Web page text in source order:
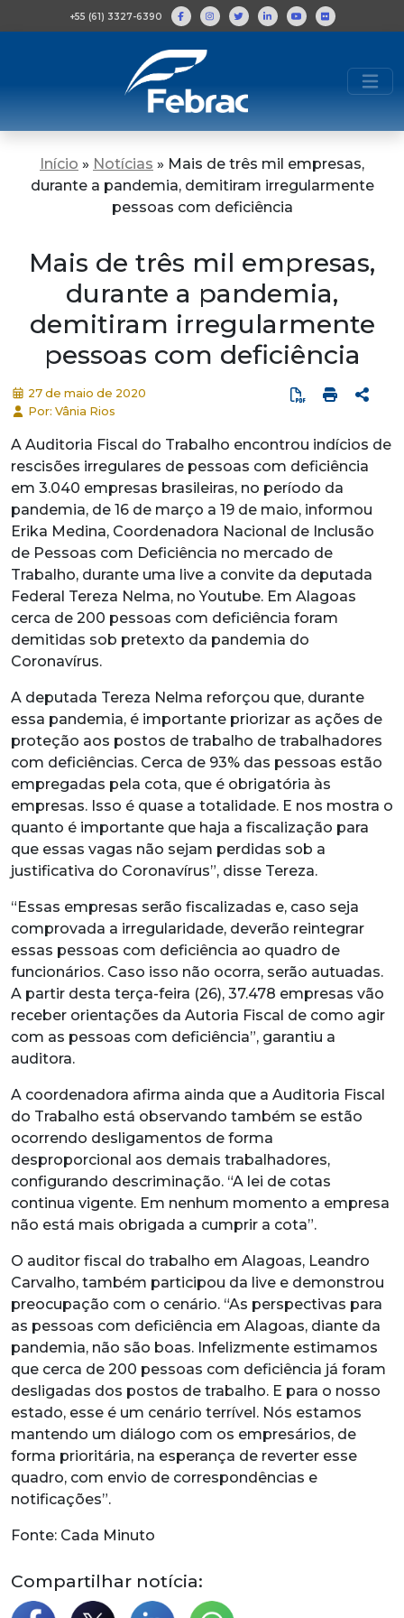
+55 (61) 3327-6390
Início » Notícias » Mais de três mil empresas,
durante a pandemia, demitiram irregularmente
pessoas com deficiência
Mais de três mil empresas,
durante a pandemia,
demitiram irregularmente
pessoas com deficiência
27 de maio de 2020
Por: Vânia Rios
A Auditoria Fiscal do Trabalho encontrou indícios de
rescisões irregulares de pessoas com deficiência
em 3.040 empresas brasileiras, no período da
pandemia, de 16 de março a 19 de maio, informou
Erika Medina, Coordenadora Nacional de Inclusão
de Pessoas com Deficiência no mercado de
Trabalho, durante uma live a convite da deputada
Federal Tereza Nelma, no Youtube. Em Alagoas
cerca de 200 pessoas com deficiência foram
demitidas sob pretexto da pandemia do
Coronavírus.
A deputada Tereza Nelma reforçou que, durante
essa pandemia, é importante priorizar as ações de
proteção aos postos de trabalho de trabalhadores
com deficiências. Cerca de 93% das pessoas estão
empregadas pela cota, que é obrigatória às
empresas. Isso é quase a totalidade. E nos mostra o
quanto é importante que haja a fiscalização para
que essas vagas não sejam perdidas sob a
justificativa do Coronavírus”, disse Tereza.
“Essas empresas serão fiscalizadas e, caso seja
comprovada a irregularidade, deverão reintegrar
essas pessoas com deficiência ao quadro de
funcionários. Caso isso não ocorra, serão autuadas.
A partir desta terça-feira (26), 37.478 empresas vão
receber orientações da Autoria Fiscal de como agir
com as pessoas com deficiência”, garantiu a
auditora.
A coordenadora afirma ainda que a Auditoria Fiscal
do Trabalho está observando também se estão
ocorrendo desligamentos de forma
desproporcional aos demais trabalhadores,
configurando descriminação. “A lei de cotas
continua vigente. Em nenhum momento a empresa
não está mais obrigada a cumprir a cota”.
O auditor fiscal do trabalho em Alagoas, Leandro
Carvalho, também participou da live e demonstrou
preocupação com o cenário. “As perspectivas para
as pessoas com deficiência em Alagoas, diante da
pandemia, não são boas. Infelizmente estimamos
que cerca de 200 pessoas com deficiência já foram
desligadas dos postos de trabalho. E para o nosso
estado, esse é um cenário terrível. Nós estamos
mantendo um diálogo com os empresários, de
forma prioritária, na esperança de reverter esse
quadro, com envio de correspondências e
notificações”.
Fonte: Cada Minuto
Compartilhar notícia: